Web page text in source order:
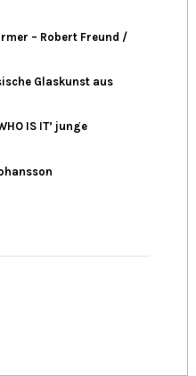
– Robert Freund /
Glaskunst aus
IS IT’ junge